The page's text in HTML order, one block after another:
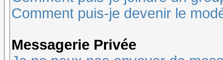
Comment puis-je devenir le
Messagerie Privée